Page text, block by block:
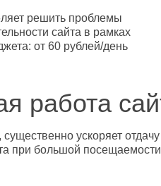
решить проблемы
сайта в рамках
от 60 рублей/день
работа
ускоряет
при большой